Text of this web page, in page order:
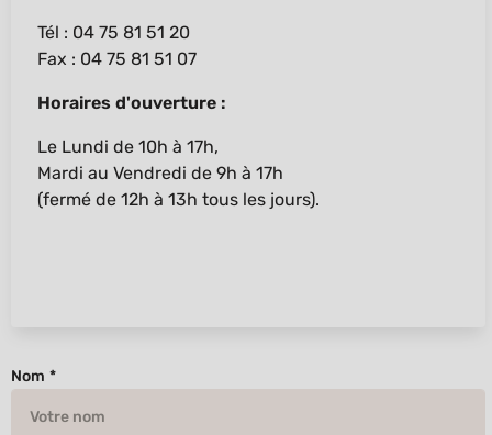
Tél : 04 75 81 51 20
Fax : 04 75 81 51 07
Horaires d'ouverture :
Le Lundi de 10h à 17h,
Mardi au Vendredi de 9h à 17h
(fermé de 12h à 13h tous les jours).
Nom *